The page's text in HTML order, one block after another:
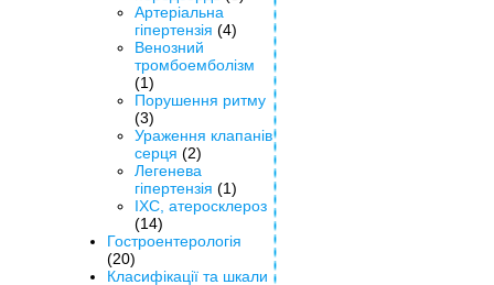
Артеріальна
гіпертензія (4)
Венозний
тромбоемболізм
(1)
Порушення ритму
(3)
Ураження клапанів
серця (2)
Легенева
гіпертензія (1)
ІХС, атеросклероз
(14)
Гостроентерологія
(20)
Класифікації та шкали